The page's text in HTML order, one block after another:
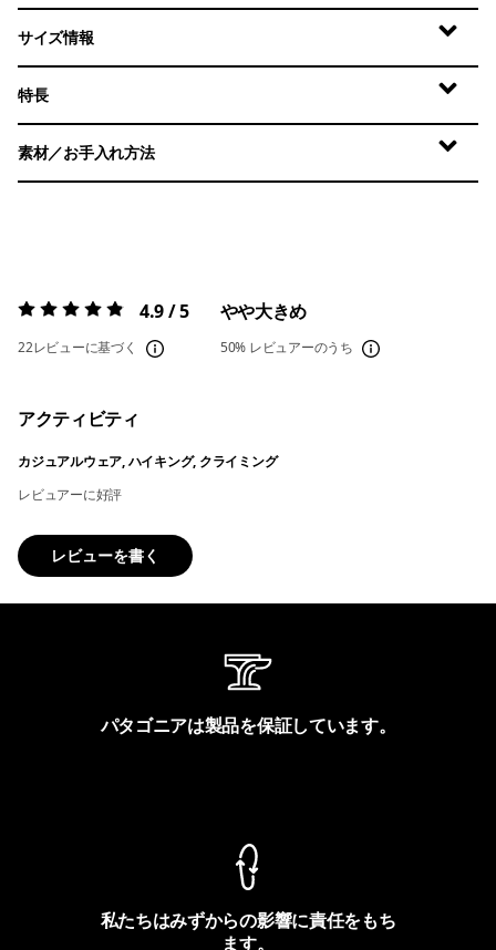
サイズ情報
特長
素材／お手入れ方法
評価:4.9 / 5 4.9 / 5
22レビューに基づく
やや大きめ
50% レビュアーのうち
アクティビティ
カジュアルウェア, ハイキング, クライミング
レビュアーに好評
レビューを書く
パタゴニアは製品を保証しています。
私たちはみずからの影響に責任をもち
ます。